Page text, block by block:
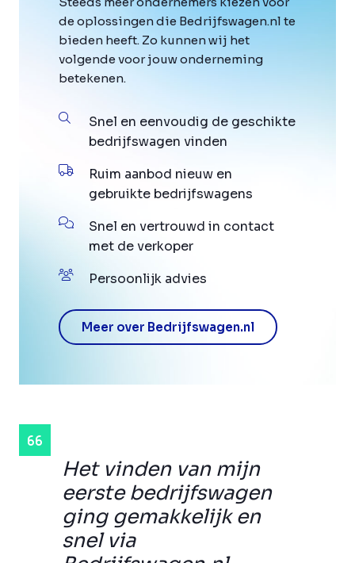
Het vinden van mijn
eerste bedrijfswagen
ging gemakkelijk en
snel via
de oplossingen die Bedrijfswagen.nl te
bieden heeft. Zo kunnen wij het
volgende voor jouw onderneming
betekenen.
Snel en eenvoudig de geschikte
bedrijfswagen vinden
Ruim aanbod nieuw en
gebruikte bedrijfswagens
Snel en vertrouwd in contact
met de verkoper
Persoonlijk advies
Meer over Bedrijfswagen.nl